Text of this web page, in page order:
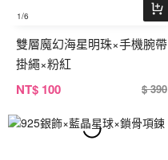
1/6
雙層魔幻海星明珠×手機腕帶
掛繩×粉紅
NT$ 100 $ 390